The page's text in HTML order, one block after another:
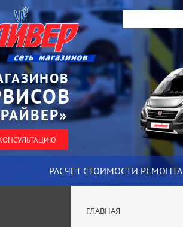
РАСЧЕТ СТОИМОСТИ РЕМОНТА
ГЛАВНАЯ